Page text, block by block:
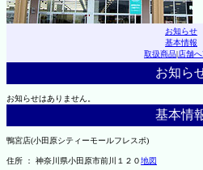
お知らせ
基本情報
取扱商品|店舗へ
お知ら
お知らせはありません。
基本情
鴨宮店(小田原シティーモールフレスポ)
住所 ： 神奈川県小田原市前川１２０地図